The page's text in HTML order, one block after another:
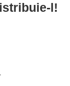
l!